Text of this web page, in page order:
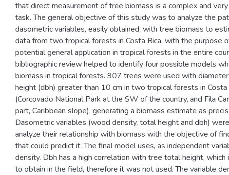
that direct measurement of tree biomass is a complex and
task. The general objective of this study was to analyze the
dasometric variables, easily obtained, with tree biomass to
data from two tropical forests in Costa Rica, with the purpose
potential general application in tropical forests in the entire
bibliographic review helped to identify four possible models
biomass in tropical forests. 907 trees were used with
height (dbh) greater than 10 cm in two tropical forests in Costa
(Corcovado National Park at the SW of the country, and Fila
part, Caribbean slope), generating a biomass estimate as
Dasometric variables (wood density, total height and dbh)
analyze their relationship with biomass with the objective of
that could predict it. The final model uses, as independent
density. Dbh has a high correlation with tree total height,
to obtain in the field, therefore it was not used. The variable